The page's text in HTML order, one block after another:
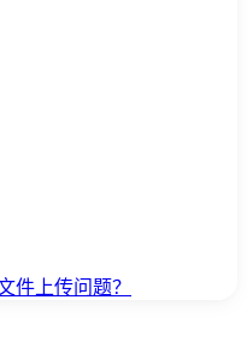
件上传问题？